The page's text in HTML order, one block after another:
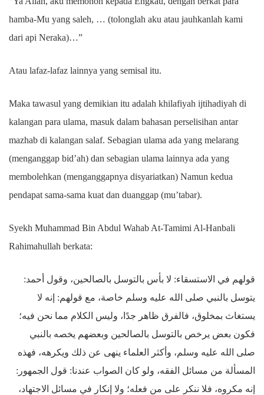
hamba-Mu yang saleh, … (tolonglah aku atau jauhkanlah kami
dari api Neraka)…”
Atau lafaz-lafaz lainnya yang semisal itu.
Maka tawasul yang demikian itu adalah khilafiyah ijtihadiyah di
kalangan para ulama, masuk dalam bahasan perselisihan antar
mazhab di kalangan salaf. Sebagian ulama ada yang melarang
(menganggap bid’ah) dan sebagian ulama lainnya ada yang
membolehkan (menganggapnya disyariatkan) Namun kedua
pendapat sama-sama kuat dan duanggap (mu’tabar).
Syekh Muhammad Bin Abdul Wahab At-Tamimi Al-Hanbali
Rahimahullah berkata:
قولهم في الاستسقاء: لا بأس بالتوسل بالصالحين، وقول أحمد:
يتوسل بالنبي صلى الله عليه وسلم خاصة، مع قولهم: إنه لا
يستغاث بمخلوق، فالفرق ظاهر جدًا، وليس الكلام مما نحن فيه؛
فكون بعض يرخص بالتوسل بالصالحين وبعضهم يخصه بالنبي
صلى الله عليه وسلم، وأكثر العلماء ينهى عن ذلك ويكرهه، فهذه
المسألة من مسائل الفقه، ولو كان الصواب عندنا: قول الجمهور:
إنه مكروه، فلا ننكر على من فعله؛ ولا إنكار في مسائل الاجتهاد،